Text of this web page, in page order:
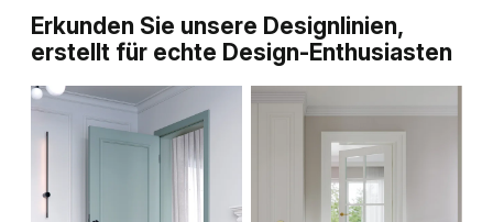
Erkunden Sie unsere Designlinien,
erstellt für echte Design-Enthusiasten